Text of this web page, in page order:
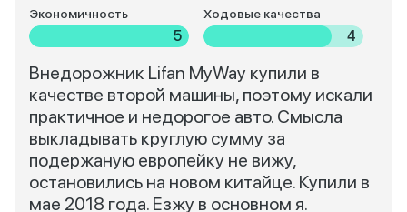
Экономичность
5
Ходовые качества
4
Внедорожник Lifan MyWay купили в
качестве второй машины, поэтому искали
практичное и недорогое авто. Смысла
выкладывать круглую сумму за
подержаную европейку не вижу,
остановились на новом китайце. Купили в
мае 2018 года. Езжу в основном я.